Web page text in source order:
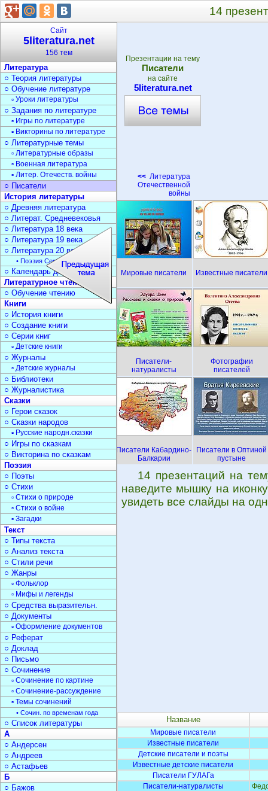
14
Презентации на тему
Писатели
на сайте
5literatura.net
<< Литература
Отечественной
войны
Мировые писатели Известные писатели
Писатели-
натуралисты
Фотографии
писателей
Писатели Кабардино-
Балкарии
Писатели в Оптиной
пустыне
14 презентаций на
наведите мышку на
увидеть все слайды на
Название
Мировые писатели
Известные писатели
Детские писатели и поэты
Известные детские писатели
Писатели ГУЛАГа
Писатели-натуралисты
Сайт
5literatura.net
156 тем
Литература
○ Теория литературы
○ Обучение литературе
▫ Уроки литературы
○ Задания по литературе
▫ Игры по литературе
▫ Викторины по литературе
○ Литературные темы
▫ Литературные образы
▫ Военная литература
▫ Литер. Отечеств. войны
○ Писатели
История литературы
○ Древняя литература
○ Литерат. Средневековья
○ Литература 18 века
○ Литература 19 века
○ Литература 20 века
• Поэзия Серебрян. века
○ Календарь дат
Литературное чтение
○ Обучение чтению
Книги
○ История книги
○ Создание книги
○ Серии книг
▫ Детские книги
○ Журналы
▫ Детские журналы
○ Библиотеки
○ Журналистика
Сказки
○ Герои сказок
○ Сказки народов
▫ Русские народн.сказки
○ Игры по сказкам
○ Викторина по сказкам
Поэзия
○ Поэты
○ Стихи
▫ Стихи о природе
▫ Стихи о войне
▫ Загадки
Текст
○ Типы текста
○ Анализ текста
○ Стили речи
○ Жанры
▫ Фольклор
▫ Мифы и легенды
○ Средства выразительн.
○ Документы
▫ Оформление документов
○ Реферат
○ Доклад
○ Письмо
○ Сочинение
▫ Сочинение по картине
▫ Сочинение-рассуждение
▫ Темы сочинений
• Сочин. по временам года
○ Список литературы
А
○ Андерсен
○ Андреев
○ Астафьев
Б
○ Бажов